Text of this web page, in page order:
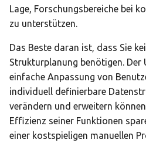
Lage, Forschungsbereiche bei
zu unterstützen.
Das Beste daran ist, dass Sie
Strukturplanung benötigen. Der
einfache Anpassung von
individuell definierbare
verändern und erweitern
Effizienz seiner Funktionen
einer kostspieligen manuellen